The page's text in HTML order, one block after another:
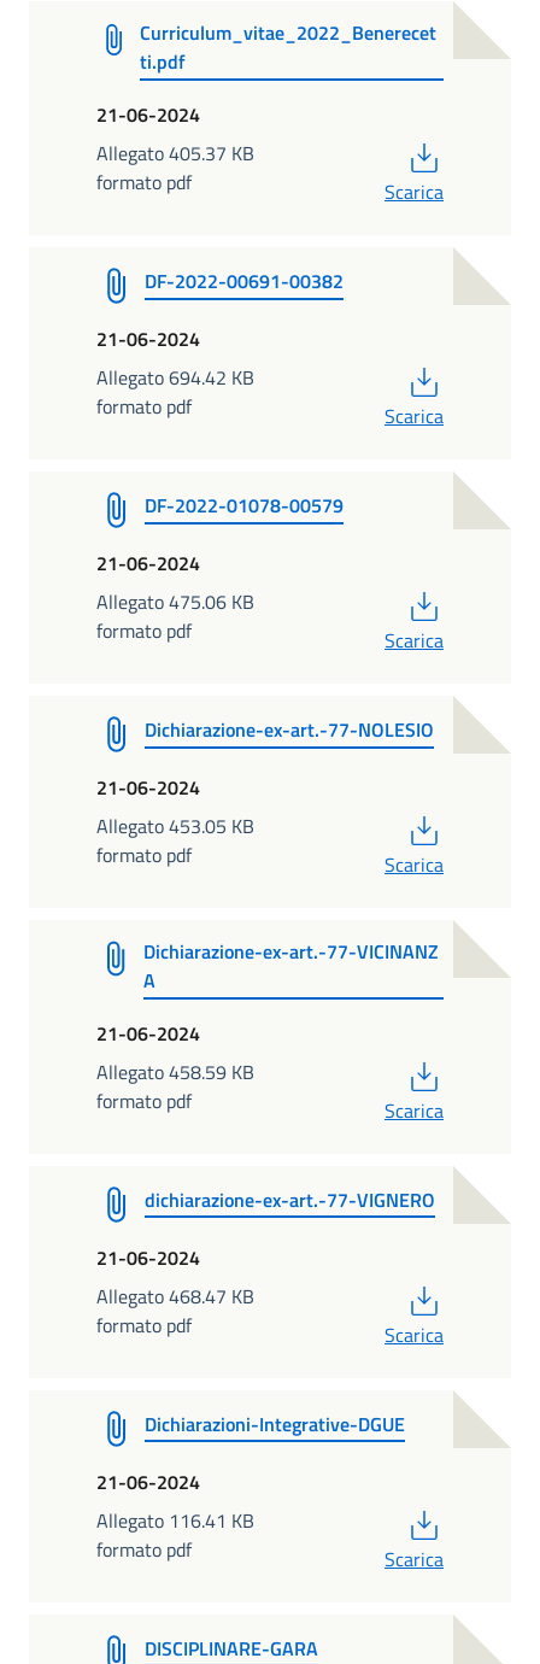
Curriculum_vitae_2022_Benerecet
ti.pdf
21-06-2024
Allegato 405.37 KB
formato pdf
Scarica
DF-2022-00691-00382
21-06-2024
Allegato 694.42 KB
formato pdf
Scarica
DF-2022-01078-00579
21-06-2024
Allegato 475.06 KB
formato pdf
Scarica
Dichiarazione-ex-art.-77-NOLESIO
21-06-2024
Allegato 453.05 KB
formato pdf
Scarica
Dichiarazione-ex-art.-77-VICINANZ
A
21-06-2024
Allegato 458.59 KB
formato pdf
Scarica
dichiarazione-ex-art.-77-VIGNERO
21-06-2024
Allegato 468.47 KB
formato pdf
Scarica
Dichiarazioni-Integrative-DGUE
21-06-2024
Allegato 116.41 KB
formato pdf
Scarica
DISCIPLINARE-GARA